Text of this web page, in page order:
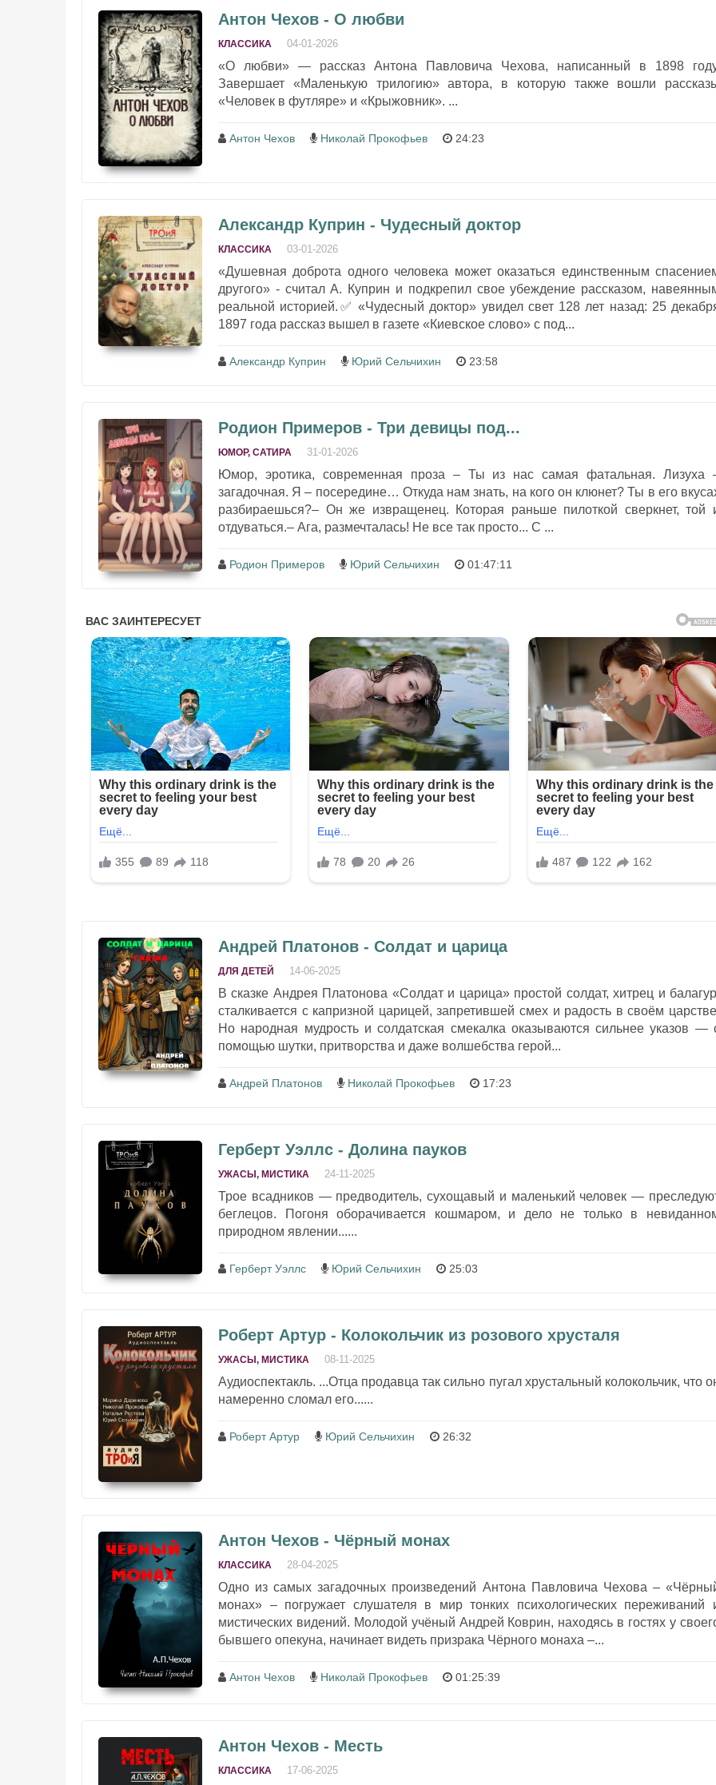
Антон Чехов - О любви
КЛАССИКА 04-01-2026
«О любви» — рассказ Антона Павловича Чехова, написанный в 1898
Завершает «Маленькую трилогию» автора, в которую также вошли
«Человек в футляре» и «Крыжовник». ...
Антон Чехов Николай Прокофьев 24:23
Александр Куприн - Чудесный доктор
КЛАССИКА 03-01-2026
«Душевная доброта одного человека может оказаться единственным
другого» - считал А. Куприн и подкрепил свое убеждение рассказом,
реальной историей.✅ «Чудесный доктор» увидел свет 128 лет назад: 25
1897 года рассказ вышел в газете «Киевское слово» с под...
Александр Куприн Юрий Сельчихин 23:58
Родион Примеров - Три девицы под...
ЮМОР, САТИРА 31-01-2026
Юмор, эротика, современная проза – Ты из нас самая фатальная. Лизуха
загадочная. Я – посередине… Откуда нам знать, на кого он клюнет? Ты в его
разбираешься?– Он же извращенец. Которая раньше пилоткой сверкнет, той
отдуваться.– Ага, размечталась! Не все так просто... С ...
Родион Примеров Юрий Сельчихин 01:47:11
Андрей Платонов - Солдат и царица
ДЛЯ ДЕТЕЙ 14-06-2025
В сказке Андрея Платонова «Солдат и царица» простой солдат, хитрец и
сталкивается с капризной царицей, запретившей смех и радость в своём
Но народная мудрость и солдатская смекалка оказываются сильнее указов —
помощью шутки, притворства и даже волшебства герой...
Андрей Платонов Николай Прокофьев 17:23
Герберт Уэллс - Долина пауков
УЖАСЫ, МИСТИКА 24-11-2025
Трое всадников — предводитель, сухощавый и маленький человек —
беглецов. Погоня оборачивается кошмаром, и дело не только в
природном явлении......
Герберт Уэллс Юрий Сельчихин 25:03
Роберт Артур - Колокольчик из розового хрусталя
УЖАСЫ, МИСТИКА 08-11-2025
Аудиоспектакль. ...Отца продавца так сильно пугал хрустальный колокольчик, что
намеренно сломал его......
Роберт Артур Юрий Сельчихин 26:32
Антон Чехов - Чёрный монах
КЛАССИКА 28-04-2025
Одно из самых загадочных произведений Антона Павловича Чехова –
монах» – погружает слушателя в мир тонких психологических переживаний
мистических видений. Молодой учёный Андрей Коврин, находясь в гостях у
бывшего опекуна, начинает видеть призрака Чёрного монаха –...
Антон Чехов Николай Прокофьев 01:25:39
Антон Чехов - Месть
КЛАССИКА 17-06-2025